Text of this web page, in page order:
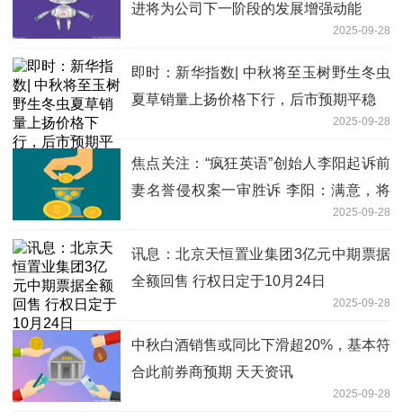
进将为公司下一阶段的发展增强动能
2025-09-28
即时：新华指数| 中秋将至玉树野生冬虫
夏草销量上扬价格下行，后市预期平稳
2025-09-28
焦点关注：“疯狂英语”创始人李阳起诉前
妻名誉侵权案一审胜诉 李阳：满意，将
2025-09-28
讯息：北京天恒置业集团3亿元中期票据
全额回售 行权日定于10月24日
2025-09-28
中秋白酒销售或同比下滑超20%，基本符
合此前券商预期 天天资讯
2025-09-28